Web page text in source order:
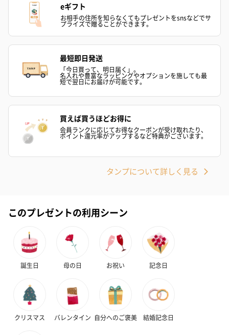
eギフト
お相手の住所を知らなくてもプレゼントをsnsなどでサ
プライズで贈ることができます。
最短即日発送
「今日買って、明日届く」。
名入れや豊富なラッピングやオプションを施しても最
短で翌日にお届けが可能です。
買えば買うほどお得に
会員ランクに応じてお得なクーポンが受け取れたり、
ポイント還元率がアップするなど特典がございます。
タンプについて詳しく見る
このプレゼントの利用シーン
誕生日 母の日 お祝い 記念日
クリスマス バレンタイン 自分へのご褒美 結婚記念日